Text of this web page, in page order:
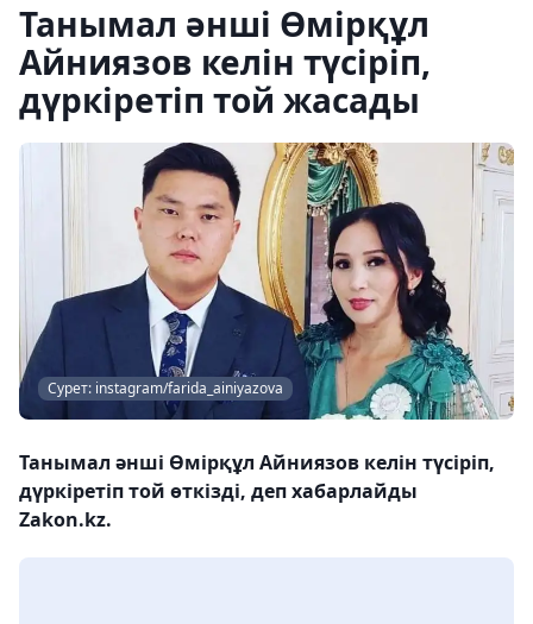
Танымал әнші Өмірқұл
Айниязов келін түсіріп,
дүркіретіп той жасады
Сурет: instagram/farida_ainiyazova
Танымал әнші Өмірқұл Айниязов келін түсіріп,
дүркіретіп той өткізді, деп хабарлайды
Zakon.kz.